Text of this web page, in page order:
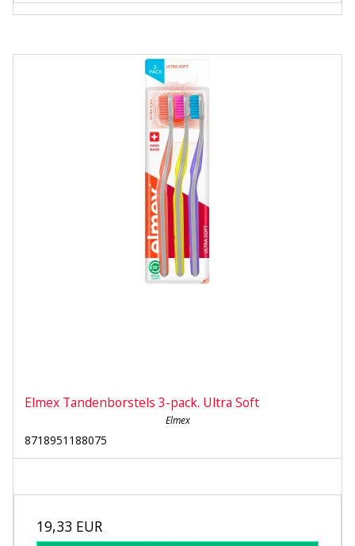
Elmex Tandenborstels 3-pack. Ultra Soft
Elmex
8718951188075
19,33 EUR